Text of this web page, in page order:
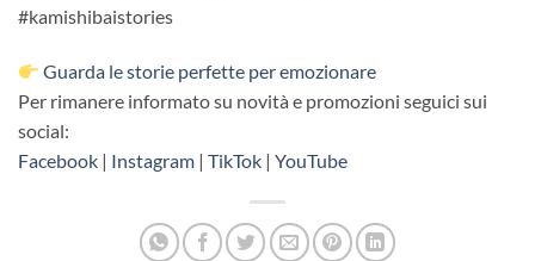
#kamishibaistories
Guarda le storie perfette per emozionare
Per rimanere informato su novità e promozioni seguici sui
social:
Facebook | Instagram | TikTok | YouTube